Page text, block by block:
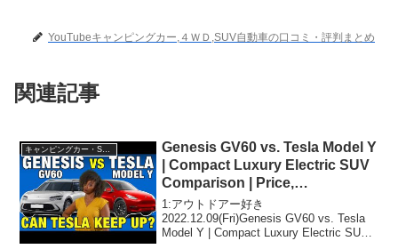
YouTubeキャンピングカー,４ＷＤ,SUV自動車の口コミ・評判まとめ
関連記事
キャンピングカー・SUV人気車種
Genesis GV60 vs. Tesla Model Y
| Compact Luxury Electric SUV
Comparison | Price,
Performance & More!
1:アウトドアー好き
2022.12.09(Fri)Genesis GV60 vs. Tesla
Model Y | Compact Luxury Electric SUV